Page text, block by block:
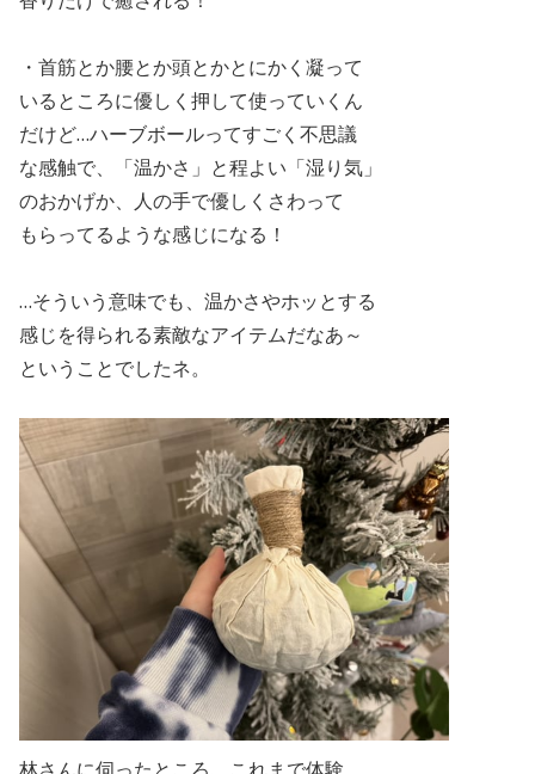
・首筋とか腰とか頭とかとにかく凝って
いるところに優しく押して使っていくん
だけど…ハーブボールってすごく不思議
な感触で、「温かさ」と程よい「湿り気」
のおかげか、人の手で優しくさわって
もらってるような感じになる！
…そういう意味でも、温かさやホッとする
感じを得られる素敵なアイテムだなあ～
ということでしたネ。